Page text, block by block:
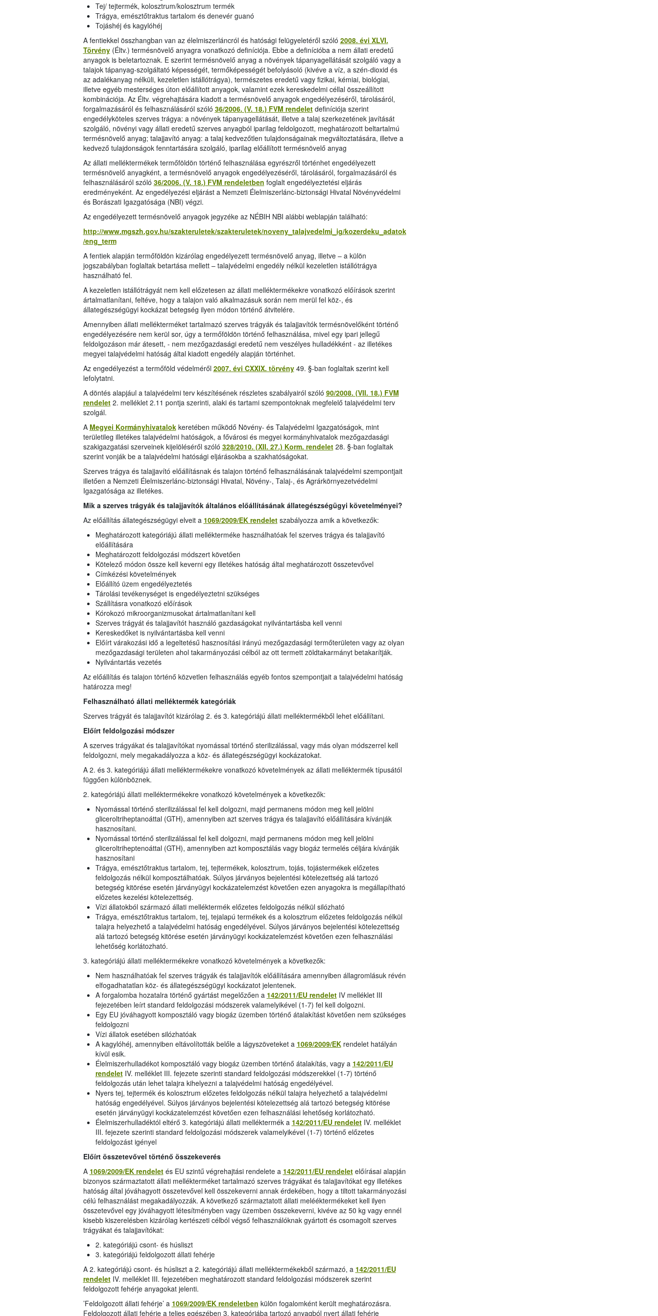
Tej/ tejtermék, kolosztrum/kolosztrum termék
Trágya, emésztőtraktus tartalom és denevér guanó
Tojáshéj és kagylóhéj
A fentiekkel összhangban van az élelmiszerláncról és hatósági felügyeletéről szóló 2008. évi XLVI.
Törvény(Éltv.) termésnövelő anyagra vonatkozó definíciója. Ebbe a definícióba a nem állati eredetű
anyagok is beletartoznak. E szerint termésnövelő anyag a növények tápanyagellátását szolgáló vagy a
talajok tápanyag-szolgáltató képességét, termőképességét befolyásoló (kivéve a víz, a szén-dioxid és
az adalékanyag nélküli, kezeletlen istállótrágya), természetes eredetű vagy fizikai, kémiai, biológiai,
illetve egyéb mesterséges úton előállított anyagok, valamint ezek kereskedelmi céllal összeállított
kombinációja. Az Éltv. végrehajtására kiadott a termésnövelő anyagok engedélyezéséről, tárolásáról,
forgalmazásáról és felhasználásáról szóló 36/2006. (V. 18.) FVM rendeletdefiníciója szerint
engedélyköteles szerves trágya: a növények tápanyagellátását, illetve a talaj szerkezetének javítását
szolgáló, növényi vagy állati eredetű szerves anyagból iparilag feldolgozott, meghatározott beltartalmú
termésnövelő anyag; talajjavító anyag: a talaj kedvezőtlen tulajdonságainak megváltoztatására, illetve a
kedvező tulajdonságok fenntartására szolgáló, iparilag előállított termésnövelő anyag
Az állati melléktermékek termőföldön történő felhasználása egyrészről történhet engedélyezett
termésnövelő anyagként, a termésnövelő anyagok engedélyezéséről, tárolásáról, forgalmazásáról és
felhasználásáról szóló 36/2006. (V. 18.) FVM rendeletben foglalt engedélyeztetési eljárás
eredményeként. Az engedélyezési eljárást a Nemzeti Élelmiszerlánc-biztonsági Hivatal Növényvédelmi
és Borászati Igazgatósága (NBI) végzi.
Az engedélyezett termésnövelő anyagok jegyzéke az NÉBIH NBI alábbi weblapján található:
http://www.mgszh.gov.hu/szakteruletek/szakteruletek/noveny_talajvedelmi_ig/kozerdeku_adatok
/eng_term
A fentiek alapján termőföldön kizárólag engedélyezett termésnövelő anyag, illetve – a külön
jogszabályban foglaltak betartása mellett – talajvédelmi engedély nélkül kezeletlen istállótrágya
használható fel.
A kezeletlen istállótrágyát nem kell előzetesen az állati melléktermékekre vonatkozó előírások szerint
ártalmatlanítani, feltéve, hogy a talajon való alkalmazásuk során nem merül fel köz-, és
állategészségügyi kockázat betegség ilyen módon történő átvitelére.
Amennyiben állati mellékterméket tartalmazó szerves trágyák és talajjavítók termésnövelőként történő
engedélyezésére nem kerül sor, úgy a termőföldön történő felhasználása, mivel egy ipari jellegű
feldolgozáson már átesett, - nem mezőgazdasági eredetű nem veszélyes hulladékként - az illetékes
megyei talajvédelmi hatóság által kiadott engedély alapján történhet.
Az engedélyezést a termőföld védelméről 2007. évi CXXIX. törvény49. §-ban foglaltak szerint kell
lefolytatni.
A döntés alapjául a talajvédelmi terv készítésének részletes szabályairól szóló 90/2008. (VII. 18.) FVM
rendelet2. melléklet 2.11 pontja szerinti, alaki és tartami szempontoknak megfelelő talajvédelmi terv
szolgál.
A Megyei Kormányhivatalokkeretében működő Növény- és Talajvédelmi Igazgatóságok, mint
területileg illetékes talajvédelmi hatóságok, a fővárosi és megyei kormányhivatalok mezőgazdasági
szakigazgatási szerveinek kijelöléséről szóló 328/2010. (XII. 27.) Korm. rendelet28. §-ban foglaltak
szerint vonják be a talajvédelmi hatósági eljárásokba a szakhatóságokat.
Szerves trágya és talajjavító előállításnak és talajon történő felhasználásának talajvédelmi szempontjait
illetően a Nemzeti Élelmiszerlánc-biztonsági Hivatal, Növény-, Talaj-, és Agrárkörnyezetvédelmi
Igazgatósága az illetékes.
Mik a szerves trágyák és talajjavítók általános előállításának állategészségügyi követelményei?
Az előállítás állategészségügyi elveit a 1069/2009/EK rendeletszabályozza amik a következők:
Meghatározott kategóriájú állati mellékterméke használhatóak fel szerves trágya és talajjavító
előállítására
Meghatározott feldolgozási módszert követően
Kötelező módon össze kell keverni egy illetékes hatóság által meghatározott összetevővel
Címkézési követelmények
Előállító üzem engedélyeztetés
Tárolási tevékenységet is engedélyeztetni szükséges
Szállításra vonatkozó előírások
Kórokozó mikroorganizmusokat ártalmatlanítani kell
Szerves trágyát és talajjavítót használó gazdaságokat nyilvántartásba kell venni
Kereskedőket is nyilvántartásba kell venni
Előírt várakozási idő a legeltetésű hasznosítási irányú mezőgazdasági termőterületen vagy az olyan
mezőgazdasági területen ahol takarmányozási célból az ott termett zöldtakarmányt betakarítják.
Nyilvántartás vezetés
Az előállítás és talajon történő közvetlen felhasználás egyéb fontos szempontjait a talajvédelmi hatóság
határozza meg!
Felhasználható állati melléktermék kategóriák
Szerves trágyát és talajjavítót kizárólag 2. és 3. kategóriájú állati melléktermékből lehet előállítani.
Előírt feldolgozási módszer
A szerves trágyákat és talajjavítókat nyomással történő sterilizálással, vagy más olyan módszerrel kell
feldolgozni, mely megakadályozza a köz- és állategészségügyi kockázatokat.
A 2. és 3. kategóriájú állati melléktermékekre vonatkozó követelmények az állati melléktermék típusától
függően különböznek.
2. kategóriájú állati melléktermékekre vonatkozó követelmények a következők:
Nyomással történő sterilizálással fel kell dolgozni, majd permanens módon meg kell jelölni
gliceroltriheptanoáttal (GTH), amennyiben azt szerves trágya és talajjavító előállítására kívánják
hasznosítani.
Nyomással történő sterilizálással fel kell dolgozni, majd permanens módon meg kell jelölni
gliceroltriheptenoáttal (GTH), amennyiben azt komposztálás vagy biogáz termelés céljára kívánják
hasznosítani
Trágya, emésztőtraktus tartalom, tej, tejtermékek, kolosztrum, tojás, tojástermékek előzetes
feldolgozás nélkül komposztálhatóak. Súlyos járványos bejelentési kötelezettség alá tartozó
betegség kitörése esetén járványügyi kockázatelemzést követően ezen anyagokra is megállapítható
előzetes kezelési kötelezettség.
Vízi állatokból származó állati melléktermék előzetes feldolgozás nélkül silózható
Trágya, emésztőtraktus tartalom, tej, tejalapú termékek és a kolosztrum előzetes feldolgozás nélkül
talajra helyezhető a talajvédelmi hatóság engedélyével. Súlyos járványos bejelentési kötelezettség
alá tartozó betegség kitörése esetén járványügyi kockázatelemzést követően ezen felhasználási
lehetőség korlátozható.
3. kategóriájú állati melléktermékekre vonatkozó követelmények a következők:
Nem használhatóak fel szerves trágyák és talajjavítók előállítására amennyiben állagromlásuk révén
elfogadhatatlan köz- és állategészségügyi kockázatot jelentenek.
A forgalomba hozatalra történő gyártást megelőzően a 142/2011/EU rendeletIV melléklet III
fejezetében leírt standard feldolgozási módszerek valamelyikével (1-7) fel kell dolgozni.
Egy EU jóváhagyott komposztáló vagy biogáz üzemben történő átalakítást követően nem szükséges
feldolgozni
Vízi állatok esetében silózhatóak
A kagylóhéj, amennyiben eltávolították belőle a lágyszöveteket a 1069/2009/EKrendelet hatályán
kívül esik.
Élelmiszerhulladékot komposztáló vagy biogáz üzemben történő átalakítás, vagy a 142/2011/EU
rendeletIV. melléklet III. fejezete szerinti standard feldolgozási módszerekkel (1-7) történő
feldolgozás után lehet talajra kihelyezni a talajvédelmi hatóság engedélyével.
Nyers tej, tejtermék és kolosztrum előzetes feldolgozás nélkül talajra helyezhető a talajvédelmi
hatóság engedélyével. Súlyos járványos bejelentési kötelezettség alá tartozó betegség kitörése
esetén járványügyi kockázatelemzést követően ezen felhasználási lehetőség korlátozható.
Élelmiszerhulladéktól eltérő 3. kategóriájú állati melléktermék a 142/2011/EU rendeletIV. melléklet
III. fejezete szerinti standard feldolgozási módszerek valamelyikével (1-7) történő előzetes
feldolgozást igényel
Előírt összetevővel történő összekeverés
A 1069/2009/EK rendeletés EU szintű végrehajtási rendelete a 142/2011/EU rendeletelőírásai alapján
bizonyos származtatott állati mellékterméket tartalmazó szerves trágyákat és talajjavítókat egy illetékes
hatóság által jóváhagyott összetevővel kell összekeverni annak érdekében, hogy a tiltott takarmányozási
célú felhasználást megakadályozzák. A következő származtatott állati melééktermékeket kell ilyen
összetevővel egy jóváhagyott létesítményben vagy üzemben összekeverni, kivéve az 50 kg vagy ennél
kisebb kiszerelésben kizárólag kertészeti célból végső felhasználóknak gyártott és csomagolt szerves
trágyákat és talajjavítókat:
2. kategóriájú csont- és húsliszt
3. kategóriájú feldolgozott állati fehérje
A 2. kategóriájú csont- és húsliszt a 2. kategóriájú állati melléktermékekből származó, a 142/2011/EU
rendeletIV. melléklet III. fejezetében meghatározott standard feldolgozási módszerek szerint
feldolgozott fehérje anyagokat jelenti.
’Feldolgozott állati fehérje’ a 1069/2009/EK rendeletben külön fogalomként került meghatározásra.
Feldolgozott állati fehérje a teljes egészében 3. kategóriába tartozó anyagból nyert állati fehérje